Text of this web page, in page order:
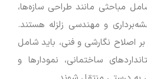
مباحثی مانند طراحی سازه‌ها،
و مهندسی زلزله هستند.
بر اصلاح نگارشی و فنی، باید شامل
ساختمانی، نمودارها و